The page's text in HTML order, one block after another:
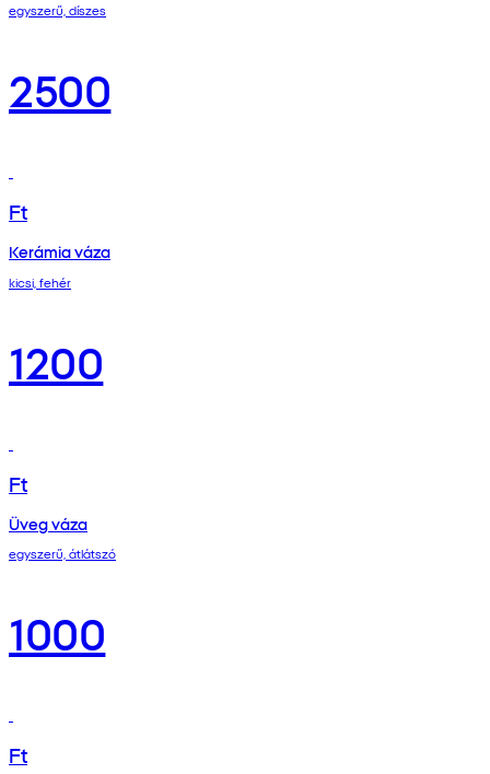
egyszerű, díszes
2500
Ft
Kerámia váza
kicsi, fehér
1200
Ft
Üveg váza
egyszerű, átlátszó
1000
Ft